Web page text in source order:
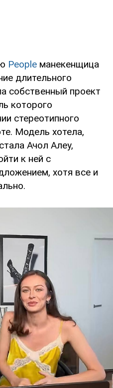
People манекенщица
длительного
собственный проект
которого
стереотипного
Модель хотела,
Ачол Алеу,
к ней с
хотя все и